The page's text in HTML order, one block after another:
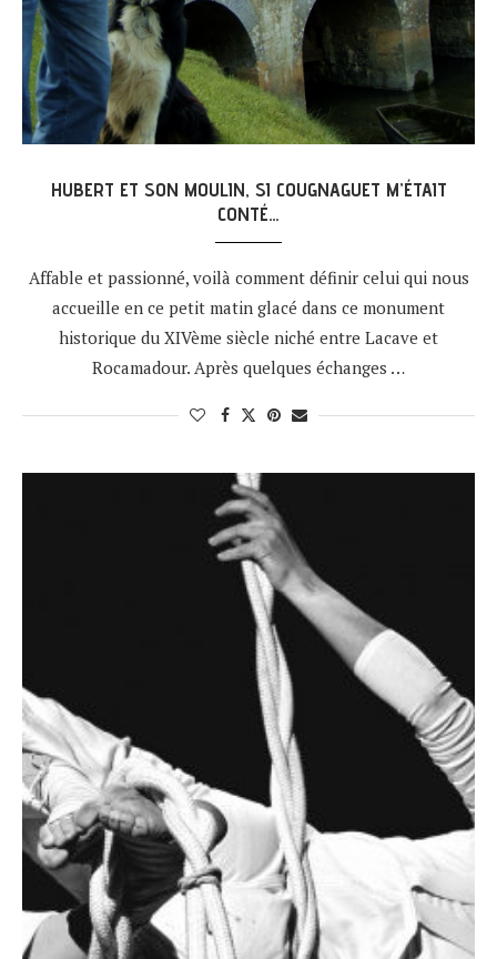
HUBERT ET SON MOULIN, SI COUGNAGUET M’ÉTAIT
CONTÉ…
Affable et passionné, voilà comment définir celui qui nous
accueille en ce petit matin glacé dans ce monument
historique du XIVème siècle niché entre Lacave et
Rocamadour. Après quelques échanges …